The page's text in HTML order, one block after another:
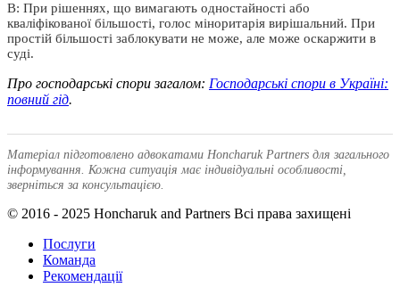
В: При рішеннях, що вимагають одностайності або
кваліфікованої більшості, голос міноритарія вирішальний. При
простій більшості заблокувати не може, але може оскаржити в
суді.
Про господарські спори загалом: Господарські спори в Україні:
повний гід.
Матеріал підготовлено адвокатами Honcharuk Partners для загального
інформування. Кожна ситуація має індивідуальні особливості,
зверніться за консультацією.
© 2016 - 2025 Honcharuk and Partners Всі права захищені
Послуги
Команда
Рекомендації